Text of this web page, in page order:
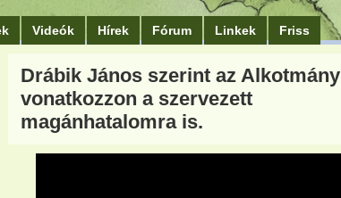
Videók Hírek Fórum Linkek Friss
Drábik János szerint az Alkotmány
vonatkozzon a szervezett
magánhatalomra is.